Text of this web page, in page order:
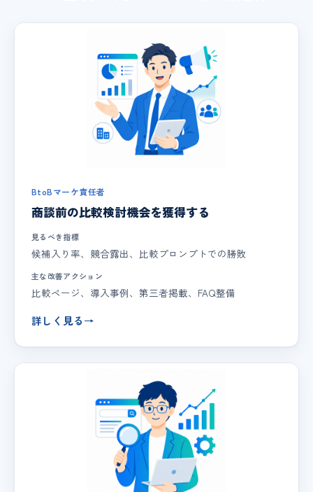
BtoBマーケ責任者
商談前の比較検討機会を獲得する
見るべき指標
候補入り率、競合露出、比較プロンプトでの勝敗
主な改善アクション
比較ページ、導入事例、第三者掲載、FAQ整備
詳しく見る→